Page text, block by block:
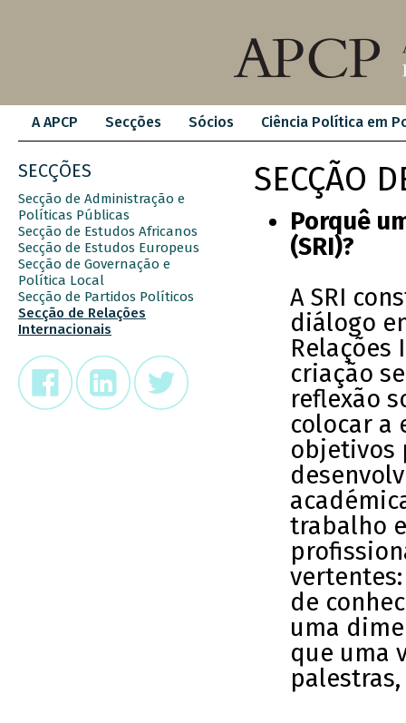
A APCP Secções Sócios Ciência Política em
SECÇÕES
Secção de Administração e
Políticas Públicas
Secção de Estudos Africanos
Secção de Estudos Europeus
Secção de Governação e
Política Local
Secção de Partidos Políticos
Secção de Relações
Internacionais
SECÇÃO
Porquê
(SRI)?
A SRI
diálogo
Relações
criação
reflexão
colocar a
objetivos
trabalho
de
uma
que uma